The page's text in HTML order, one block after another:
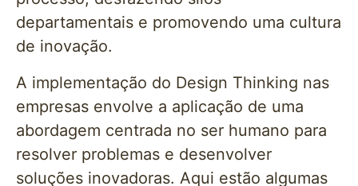
departamentais e promovendo uma cultura
de inovação.
A implementação do Design Thinking nas
empresas envolve a aplicação de uma
abordagem centrada no ser humano para
resolver problemas e desenvolver
soluções inovadoras. Aqui estão algumas